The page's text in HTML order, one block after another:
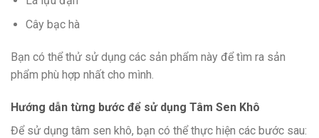
Cây bạc hà
Bạn có thể thử sử dụng các sản phẩm này để tìm ra sản
phẩm phù hợp nhất cho mình.
Hướng dẫn từng bước để sử dụng Tâm Sen Khô
Để sử dụng tâm sen khô, bạn có thể thực hiện các bước sau: